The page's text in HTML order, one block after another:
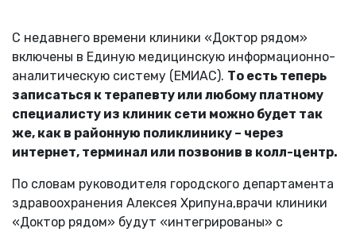
С недавнего времени клиники «Доктор рядом»
включены в Единую медицинскую информационно-
аналитическую систему (ЕМИАС). То есть теперь
записаться к терапевту или любому платному
специалисту из клиник сети можно будет так
же, как в районную поликлинику – через
интернет, терминал или позвонив в колл-центр.
По словам руководителя городского департамента
здравоохранения Алексея Хрипуна,врачи клиники
«Доктор рядом» будут «интегрированы» с